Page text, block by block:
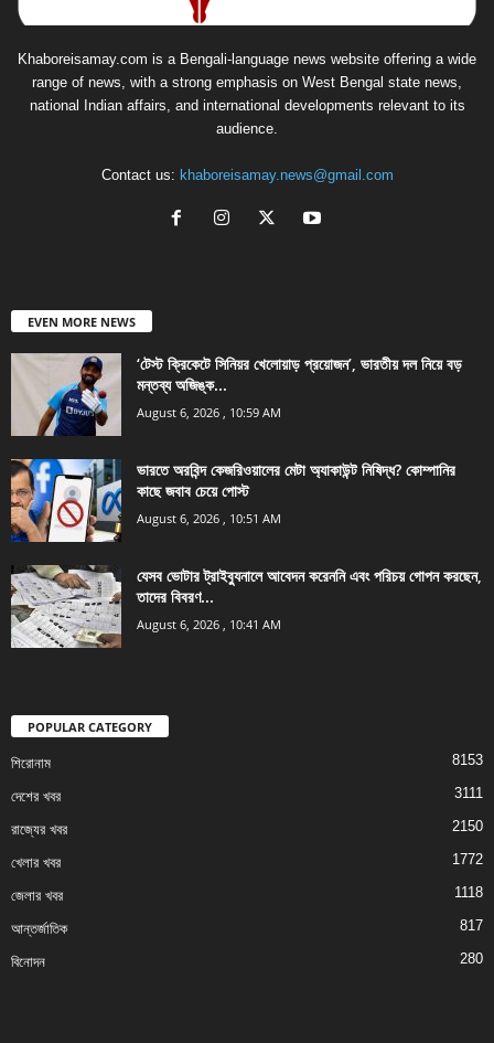
Khaboreisamay.com is a Bengali-language news website offering a wide
range of news, with a strong emphasis on West Bengal state news,
national Indian affairs, and international developments relevant to its
audience.
Contact us: khaboreisamay.news@gmail.com
EVEN MORE NEWS
‘টেস্ট ক্রিকেটে সিনিয়র খেলোয়াড় প্রয়োজন’, ভারতীয় দল নিয়ে বড়
মন্তব্য অজিঙ্ক...
August 6, 2026 , 10:59 AM
ভারতে অরবিন্দ কেজরিওয়ালের মেটা অ্যাকাউন্ট নিষিদ্ধ? কোম্পানির
কাছে জবাব চেয়ে পোস্ট
August 6, 2026 , 10:51 AM
যেসব ভোটার ট্রাইব্যুনালে আবেদন করেননি এবং পরিচয় গোপন করছেন,
তাদের বিবরণ...
August 6, 2026 , 10:41 AM
POPULAR CATEGORY
শিরোনাম 8153
দেশের খবর 3111
রাজ্যের খবর 2150
খেলার খবর 1772
জেলার খবর 1118
আন্তর্জাতিক 817
বিনোদন 280